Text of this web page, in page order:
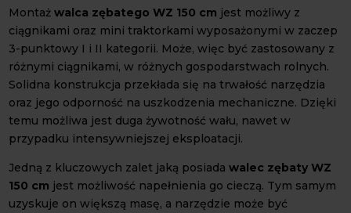
Montażwalca zębatego WZ 150 cm jest możliwy z
ciągnikami oraz mini traktorkami wyposażonymi w zaczep
3-punktowy I i II kategorii. Może, więc być zastosowany z
różnymi ciągnikami, w różnych gospodarstwach rolnych.
Solidna konstrukcja przekłada się na trwałość narzędzia
oraz jego odporność na uszkodzenia mechaniczne. Dzięki
temu możliwa jest duga żywotność wału, nawet w
przypadku intensywniejszej eksploatacji.
Jedną z kluczowych zalet jaką posiadawalec zębaty WZ
150 cm jest możliwość napełnienia go cieczą. Tym samym
uzyskuje on większą masę, a narzędzie może być